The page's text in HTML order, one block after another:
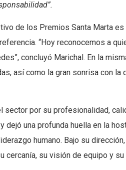
de los Premios Santa Marta
“Hoy reconocemos a
concluyó Marichal. En la
así como la gran sonrisa con
sector por su profesionalidad,
una profunda huella en la
humano. Bajo su
su visión de equipo y